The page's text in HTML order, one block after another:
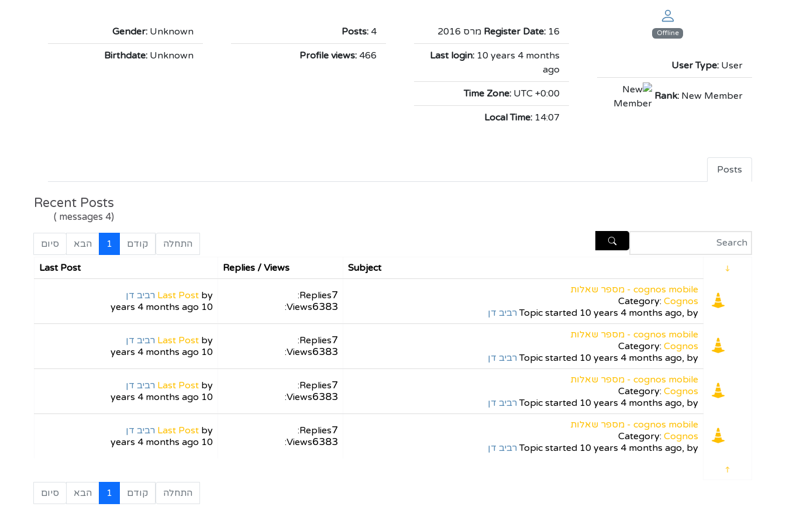
Offline
User Type: User
Rank: New Member
Register Date: 16 מרס 2016
Last login: 10 years 4 months
ago
Time Zone: UTC +0:00
Local Time: 14:07
Posts: 4
Profile views: 466
Gender: Unknown
Birthdate: Unknown
Posts
Recent Posts
(4 messages )
התחלה קודם 1 הבא סיום
Subject
Replies / Views
Last Post
cognos mobile - מספר שאלות
Category: Cognos
Topic started 10 years 4 months ago, by רביב דן
Replies:7
Views:6383
Last Post by
רביב דן
10 years 4 months ago
cognos mobile - מספר שאלות
Category: Cognos
Topic started 10 years 4 months ago, by רביב דן
Replies:7
Views:6383
Last Post by
רביב דן
10 years 4 months ago
cognos mobile - מספר שאלות
Category: Cognos
Topic started 10 years 4 months ago, by רביב דן
Replies:7
Views:6383
Last Post by
רביב דן
10 years 4 months ago
cognos mobile - מספר שאלות
Category: Cognos
Topic started 10 years 4 months ago, by רביב דן
Replies:7
Views:6383
Last Post by
רביב דן
10 years 4 months ago
התחלה קודם 1 הבא סיום